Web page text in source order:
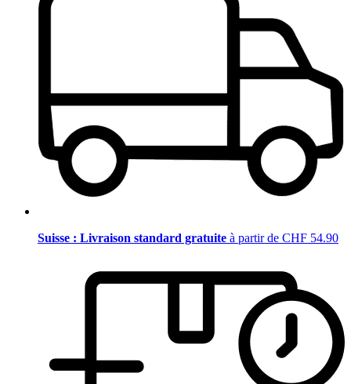
Suisse : Livraison standard gratuite à partir de CHF 54.90